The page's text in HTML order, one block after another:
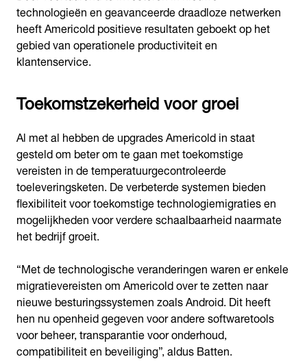
technologieën en geavanceerde draadloze netwerken
heeft Americold positieve resultaten geboekt op het
gebied van operationele productiviteit en
klantenservice.
Toekomstzekerheid voor groei
Al met al hebben de upgrades Americold in staat
gesteld om beter om te gaan met toekomstige
vereisten in de temperatuurgecontroleerde
toeleveringsketen. De verbeterde systemen bieden
flexibiliteit voor toekomstige technologiemigraties en
mogelijkheden voor verdere schaalbaarheid naarmate
het bedrijf groeit.
“Met de technologische veranderingen waren er enkele
migratievereisten om Americold over te zetten naar
nieuwe besturingssystemen zoals Android. Dit heeft
hen nu openheid gegeven voor andere softwaretools
voor beheer, transparantie voor onderhoud,
compatibiliteit en beveiliging”, aldus Batten.